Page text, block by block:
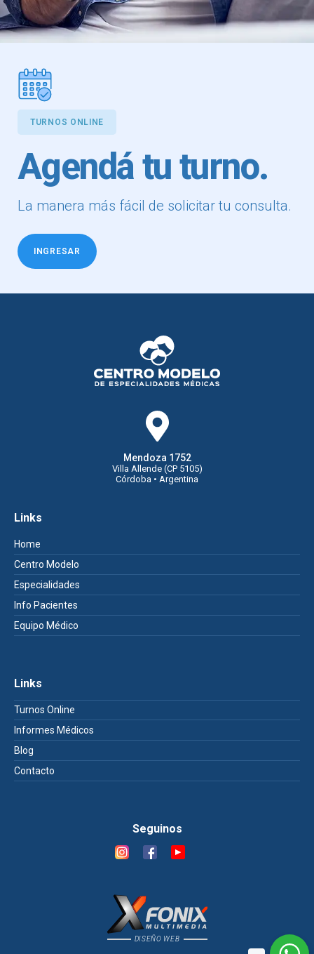
TURNOS ONLINE
Agendá tu turno.
La manera más fácil de solicitar tu consulta.
INGRESAR
Mendoza 1752
Villa Allende (CP 5105)
Córdoba • Argentina
Links
Home
Centro Modelo
Especialidades
Info Pacientes
Equipo Médico
Links
Turnos Online
Informes Médicos
Blog
Contacto
Seguinos
DISEÑO WEB